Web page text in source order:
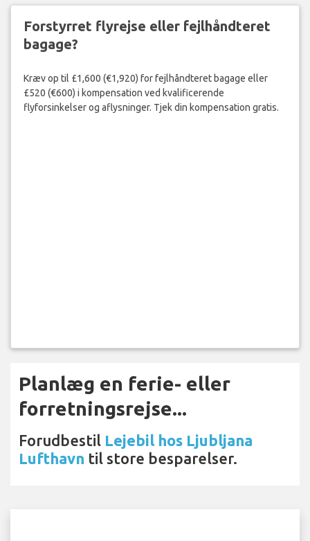
Forstyrret flyrejse eller fejlhåndteret
bagage?
Kræv op til £1,600 (€1,920) for fejlhåndteret bagage eller
£520 (€600) i kompensation ved kvalificerende
flyforsinkelser og aflysninger. Tjek din kompensation gratis.
Planlæg en ferie- eller
forretningsrejse...
Forudbestil Lejebil hos Ljubljana
Lufthavn til store besparelser.